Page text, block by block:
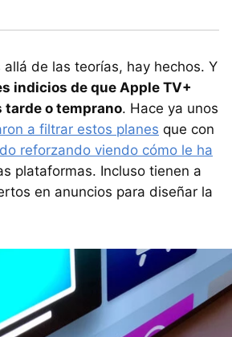
de las teorías, hay hechos. Y
indicios de que Apple TV+
tarde o temprano. Hace ya unos
a filtrar estos planes que con
reforzando viendo cómo le ha
plataformas. Incluso tienen a
en anuncios para diseñar la